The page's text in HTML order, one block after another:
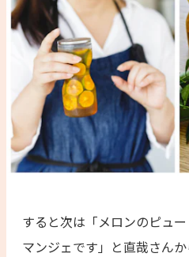
すると次は「メロンのピュ
マンジェです」と直哉さん